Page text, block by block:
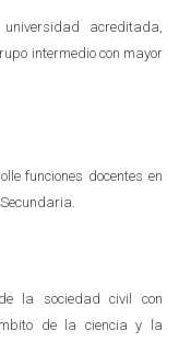
acreditada,
intermedio con mayor
funciones docentes en
la sociedad civil con
de la ciencia y la